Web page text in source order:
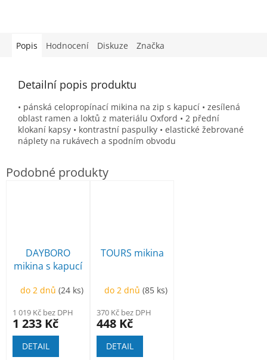
Popis Hodnocení Diskuze Značka
Detailní popis produktu
• pánská celopropínací mikina na zip s kapucí • zesílená
oblast ramen a loktů z materiálu Oxford • 2 přední
klokaní kapsy • kontrastní paspulky • elastické žebrované
náplety na rukávech a spodním obvodu
DAYBORO
mikina s kapucí
do 2 dnů(24 ks)
1 019 Kč bez DPH
1 233 Kč
DETAIL
TOURS mikina
do 2 dnů(85 ks)
370 Kč bez DPH
448 Kč
DETAIL